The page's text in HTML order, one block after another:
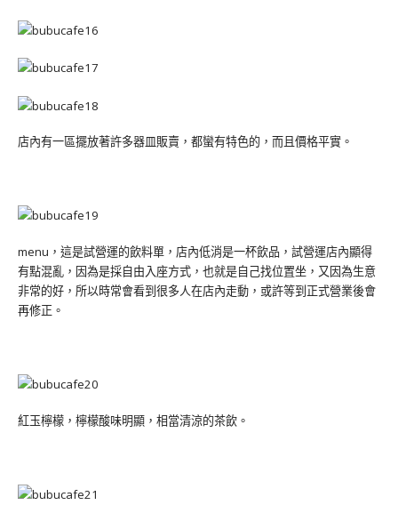
店內有一區擺放著許多器皿販賣，都蠻有特色的，而且價格平實。
menu，這是試營運的飲料單，店內低消是一杯飲品，試營運店內顯得
有點混亂，因為是採自由入座方式，也就是自己找位置坐，又因為生意
非常的好，所以時常會看到很多人在店內走動，或許等到正式營業後會
再修正。
紅玉檸檬，檸檬酸味明顯，相當清涼的茶飲。